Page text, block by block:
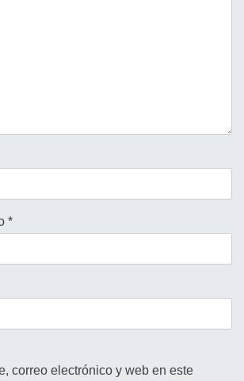
*
correo electrónico y web en este